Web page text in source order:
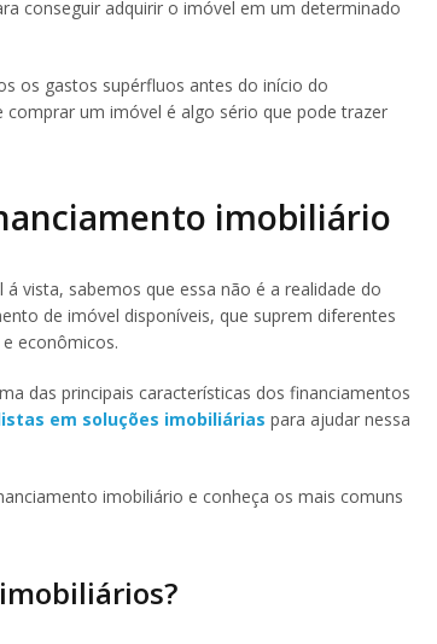
conseguir adquirir o imóvel em um determinado
os gastos supérfluos antes do início do
um imóvel é algo sério que pode trazer
imobiliário
vista, sabemos que essa não é a realidade do
de imóvel disponíveis, que suprem diferentes
econômicos.
das principais características dos financiamentos
em soluções imobiliárias para ajudar nessa
imobiliário e conheça os mais comuns